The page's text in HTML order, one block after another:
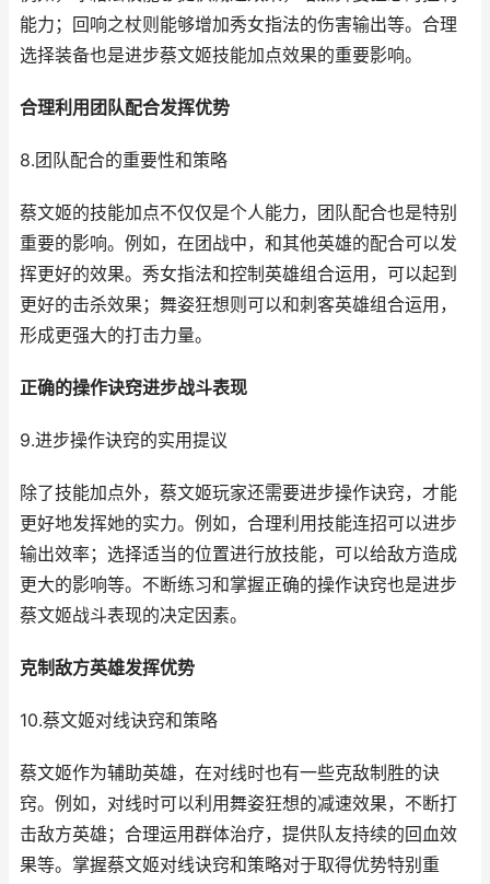
能力；回响之杖则能够增加秀女指法的伤害输出等。合理
选择装备也是进步蔡文姬技能加点效果的重要影响。
合理利用团队配合发挥优势
8.团队配合的重要性和策略
蔡文姬的技能加点不仅仅是个人能力，团队配合也是特别
重要的影响。例如，在团战中，和其他英雄的配合可以发
挥更好的效果。秀女指法和控制英雄组合运用，可以起到
更好的击杀效果；舞姿狂想则可以和刺客英雄组合运用，
形成更强大的打击力量。
正确的操作诀窍进步战斗表现
9.进步操作诀窍的实用提议
除了技能加点外，蔡文姬玩家还需要进步操作诀窍，才能
更好地发挥她的实力。例如，合理利用技能连招可以进步
输出效率；选择适当的位置进行放技能，可以给敌方造成
更大的影响等。不断练习和掌握正确的操作诀窍也是进步
蔡文姬战斗表现的决定因素。
克制敌方英雄发挥优势
10.蔡文姬对线诀窍和策略
蔡文姬作为辅助英雄，在对线时也有一些克敌制胜的诀
窍。例如，对线时可以利用舞姿狂想的减速效果，不断打
击敌方英雄；合理运用群体治疗，提供队友持续的回血效
果等。掌握蔡文姬对线诀窍和策略对于取得优势特别重